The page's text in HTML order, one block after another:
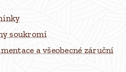
soukromí
a všeobecné záruční